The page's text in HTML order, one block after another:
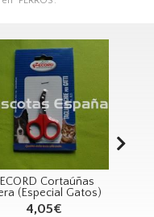
RECORD Juguete
Ardilla Rallada 40cm
8,89€